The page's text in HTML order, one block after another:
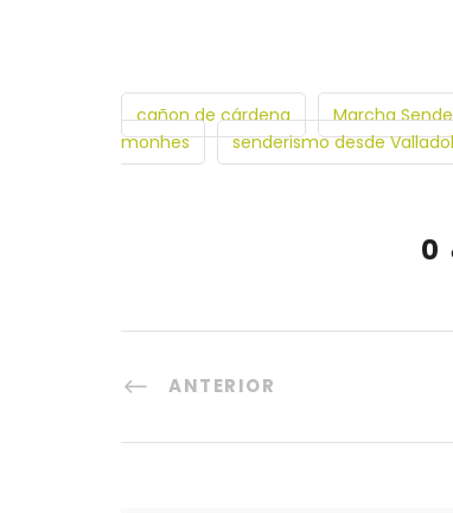
cañon de cárdena Marcha
monhes
senderismo desde
0
ANTERIOR